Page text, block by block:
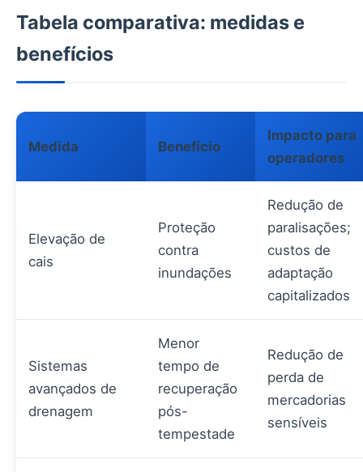
Tabela comparativa: medidas e
benefícios
Medida Benefício
Impacto para
operadores
Elevação de
cais
Proteção
contra
inundações
Redução de
paralisações;
custos de
adaptação
capitalizados
Sistemas
avançados de
drenagem
Menor
tempo de
recuperação
pós-
tempestade
Redução de
perda de
mercadorias
sensíveis